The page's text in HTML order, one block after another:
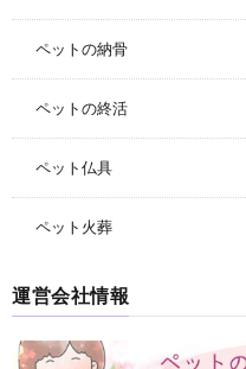
ペットの納骨
ペットの終活
ペット仏具
ペット火葬
運営会社情報